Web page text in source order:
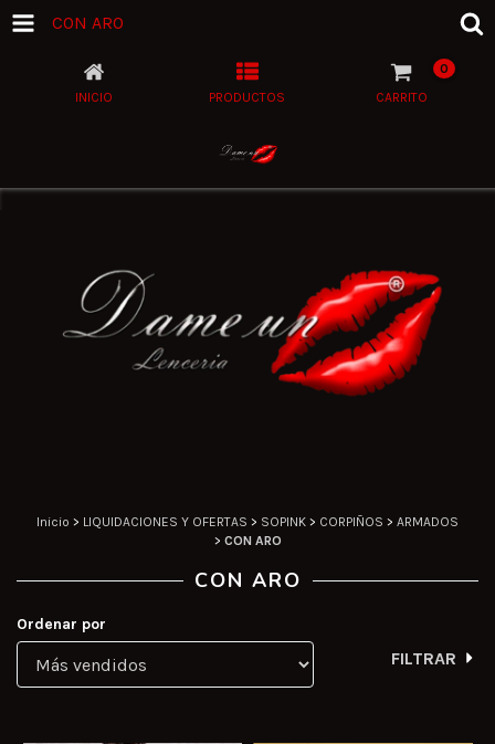
CON ARO
INICIO PRODUCTOS CARRITO
0
Inicio > LIQUIDACIONES Y OFERTAS > SOPINK > CORPIÑOS > ARMADOS
> CON ARO
CON ARO
Ordenar por
FILTRAR